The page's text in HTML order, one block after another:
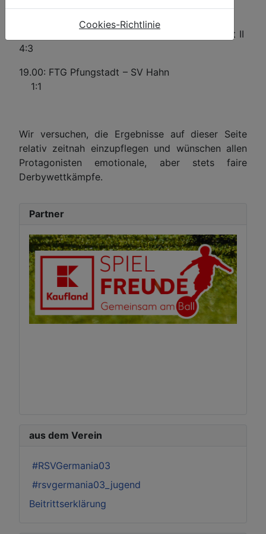
Samstag, 05.07.
17.30: FTG Pfungstadt II – Germania Pfungstadt II
4:3
19.00: FTG Pfungstadt – SV Hahn
1:1
Wir versuchen, die Ergebnisse auf dieser Seite
relativ zeitnah einzupflegen und wünschen allen
Protagonisten emotionale, aber stets faire
Derbywettkämpfe.
Partner
aus dem Verein
#RSVGermania03
#rsvgermania03_jugend
Beitrittserklärung
Cookies-Richtlinie